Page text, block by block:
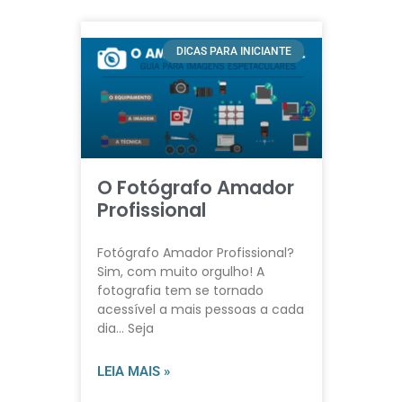
DICAS PARA INICIANTE
O Fotógrafo Amador
Profissional
Fotógrafo Amador Profissional?
Sim, com muito orgulho! A
fotografia tem se tornado
acessível a mais pessoas a cada
dia… Seja
LEIA MAIS »